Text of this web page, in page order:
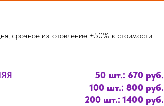
срочное изготовление +50% к стоимости
50 шт.: 670 руб.
100 шт.: 800 руб.
200 шт.: 1400 руб.